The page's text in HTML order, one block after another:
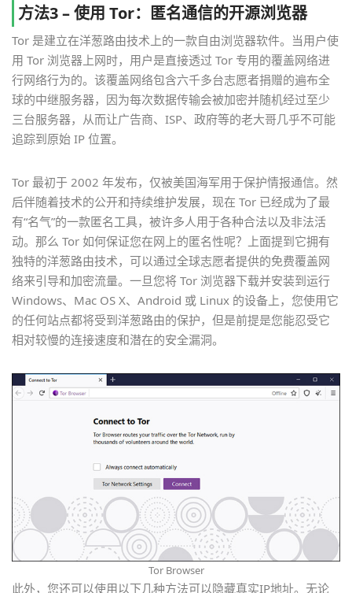
方法3 – 使用 Tor：匿名通信的开源浏览器
Tor 是建立在洋葱路由技术上的一款自由浏览器软件。当用户使
用 Tor 浏览器上网时，用户是直接透过 Tor 专用的覆盖网络进
行网络行为的。该覆盖网络包含六千多台志愿者捐赠的遍布全
球的中继服务器，因为每次数据传输会被加密并随机经过至少
三台服务器，从而让广告商、ISP、政府等的老大哥几乎不可能
追踪到原始 IP 位置。
Tor 最初于 2002 年发布，仅被美国海军用于保护情报通信。然
后伴随着技术的公开和持续维护发展，现在 Tor 已经成为了最
有“名气”的一款匿名工具，被许多人用于各种合法以及非法活
动。那么 Tor 如何保证您在网上的匿名性呢？上面提到它拥有
独特的洋葱路由技术，可以通过全球志愿者提供的免费覆盖网
络来引导和加密流量。一旦您将 Tor 浏览器下载并安装到运行
Windows、Mac OS X、Android 或 Linux 的设备上，您使用它
的任何站点都将受到洋葱路由的保护，但是前提是您能忍受它
相对较慢的连接速度和潜在的安全漏洞。
Tor Browser
此外，您还可以使用以下几种方法可以隐藏真实IP地址。无论